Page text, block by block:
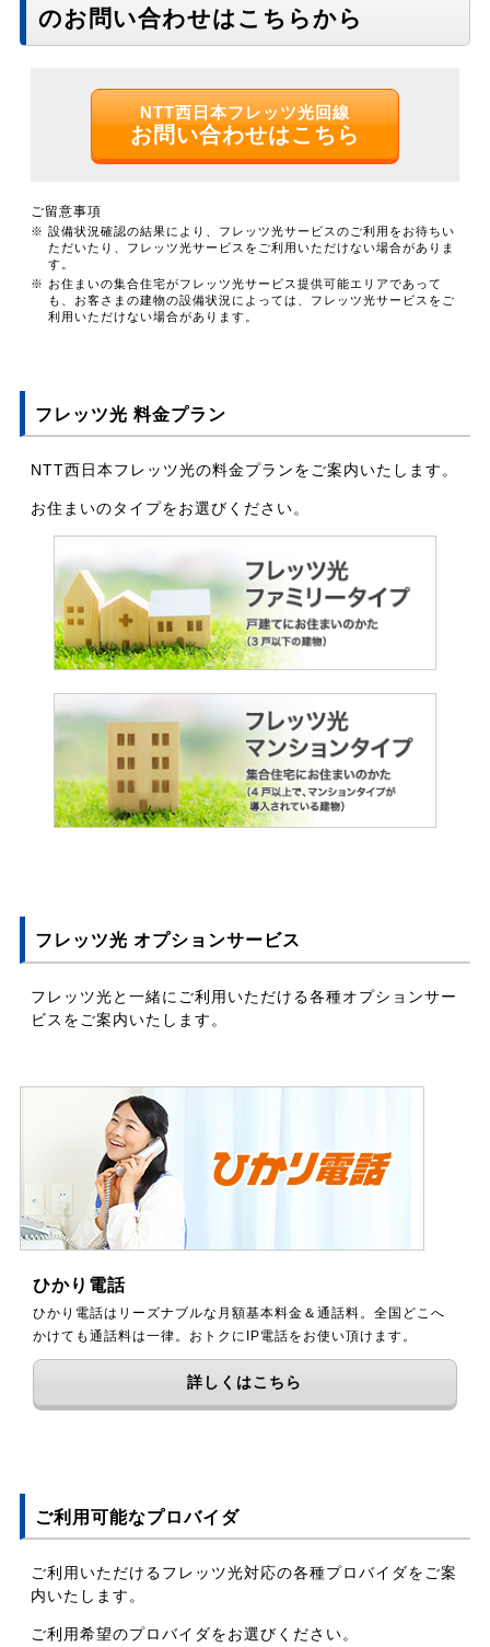
のお問い合わせはこちらから
NTT西日本フレッツ光回線
お問い合わせはこちら
ご留意事項
※ 設備状況確認の結果により、フレッツ光サービスのご利用をお待ちい
ただいたり、フレッツ光サービスをご利用いただけない場合がありま
す。
※ お住まいの集合住宅がフレッツ光サービス提供可能エリアであって
も、お客さまの建物の設備状況によっては、フレッツ光サービスをご
利用いただけない場合があります。
フレッツ光 料金プラン
NTT西日本フレッツ光の料金プランをご案内いたします。
お住まいのタイプをお選びください。
フレッツ光 オプションサービス
フレッツ光と一緒にご利用いただける各種オプションサー
ビスをご案内いたします。
ひかり電話
ひかり電話はリーズナブルな月額基本料金＆通話料。全国どこへ
かけても通話料は一律。おトクにIP電話をお使い頂けます。
詳しくはこちら
ご利用可能なプロバイダ
ご利用いただけるフレッツ光対応の各種プロバイダをご案
内いたします。
ご利用希望のプロバイダをお選びください。